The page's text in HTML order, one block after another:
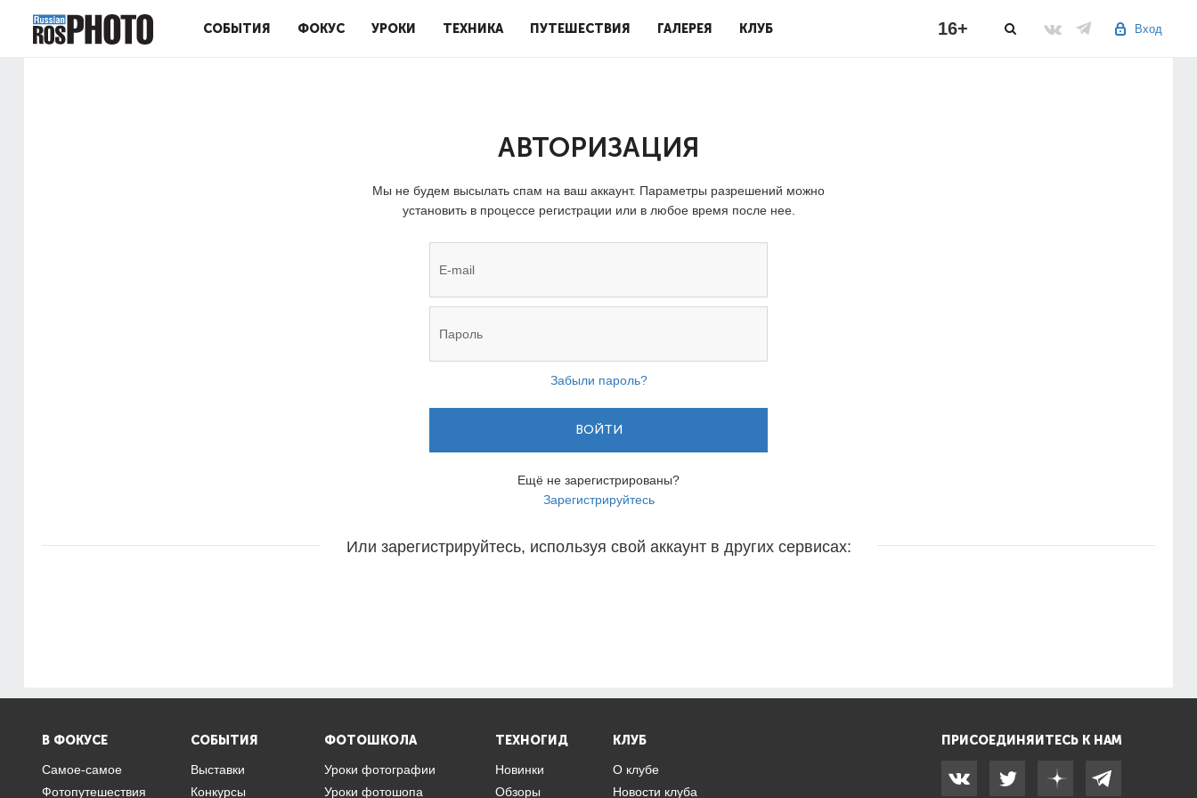
СОБЫТИЯ ФОКУС УРОКИ ТЕХНИКА ПУТЕШЕСТВИЯ ГАЛЕРЕЯ КЛУБ Вход
16+
АВТОРИЗАЦИЯ
Мы не будем высылать спам на ваш аккаунт. Параметры разрешений можно
установить в процессе регистрации или в любое время после нее.
Забыли пароль?
ВОЙТИ
Ещё не зарегистрированы?
Зарегистрируйтесь
Или зарегистрируйтесь, используя свой аккаунт в других сервисах:
В ФОКУСЕ
Самое-самое
Фотопутешествия
СОБЫТИЯ
Выставки
Конкурсы
ФОТОШКОЛА
Уроки фотографии
Уроки фотошопа
ТЕХНОГИД
Новинки
Обзоры
КЛУБ
О клубе
Новости клуба
ПРИСОЕДИНЯЙТЕСЬ К НАМ